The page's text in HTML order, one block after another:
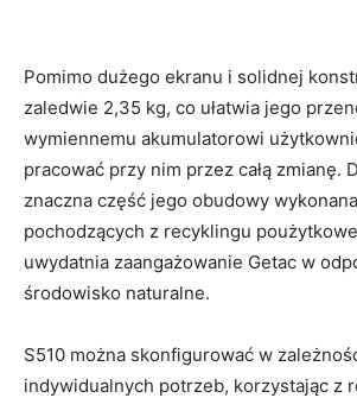
Pomimo dużego ekranu i solidnej
zaledwie 2,35 kg, co ułatwia jego
wymiennemu akumulatorowi
pracować przy nim przez całą zmianę.
znaczna część jego obudowy
pochodzących z recyklingu
uwydatnia zaangażowanie Getac w
środowisko naturalne.
S510 można skonfigurować w
indywidualnych potrzeb, korzystając z